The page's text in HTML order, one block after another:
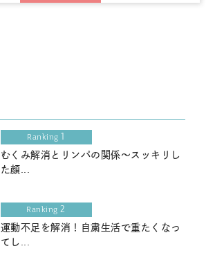
Ranking 1
むくみ解消とリンパの関係～スッキリし
た顔...
Ranking2
運動不足を解消！自粛生活で重たくなっ
てし...